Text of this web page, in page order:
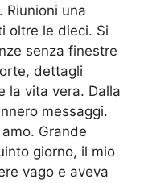
Riunioni una
oltre le dieci. Si
senza finestre
dettagli
la vita vera. Dalla
messaggi.
Grande
giorno, il mio
vago e aveva